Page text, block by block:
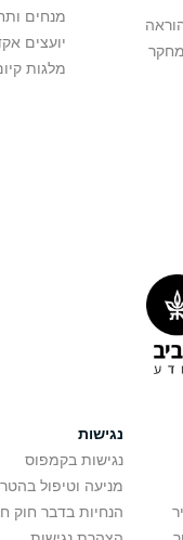
מחקר
מנחים
יועצים
מלגות
נגישות
נגישות בקמפוס
מניעה וטיפול
הנחיות בדבר חוק